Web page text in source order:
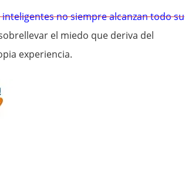
no siempre alcanzan todo su
el miedo que deriva del
experiencia.